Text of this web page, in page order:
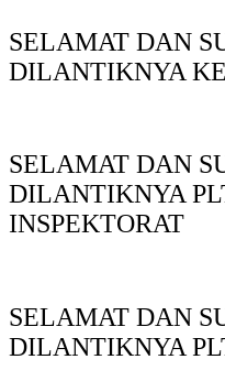
SELAMAT DAN
DILANTIKNYA
SELAMAT DAN
DILANTIKNYA
INSPEKTORAT
SELAMAT DAN
DILANTIKNYA